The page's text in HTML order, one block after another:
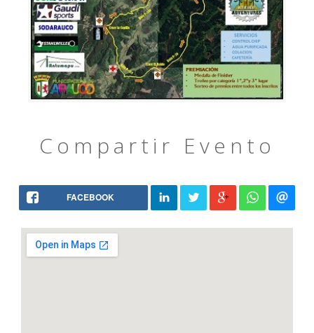
Compartir Evento
FACEBOOK